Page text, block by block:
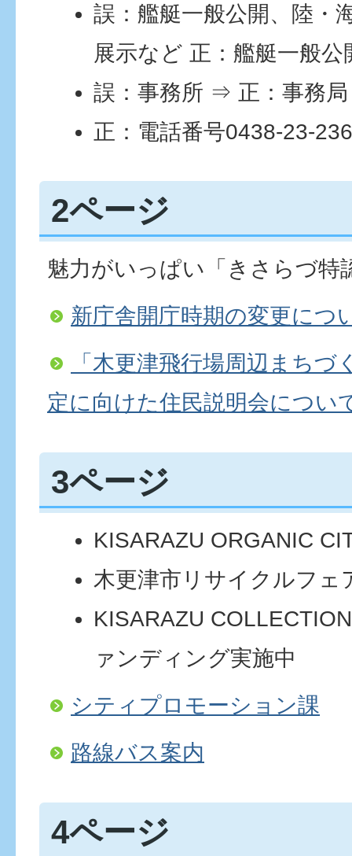
誤：艦艇一般公開、陸・
展示など 正：艦艇一般公
誤：事務所 ⇒ 正：事務局
正：電話番号0438-23-
2ページ
魅力がいっぱい「きさらづ特
新庁舎開庁時期の変更につ
「木更津飛行場周辺まちづ
定に向けた住民説明会につい
3ページ
KISARAZU ORGANIC
木更津市リサイクルフェ
KISARAZU COLLECTION
ァンディング実施中
シティプロモーション課
路線バス案内
4ページ